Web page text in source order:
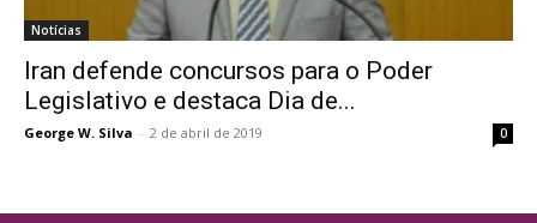
Notícias
Iran defende concursos para o Poder
Legislativo e destaca Dia de...
George W. Silva - 2 de abril de 2019 0